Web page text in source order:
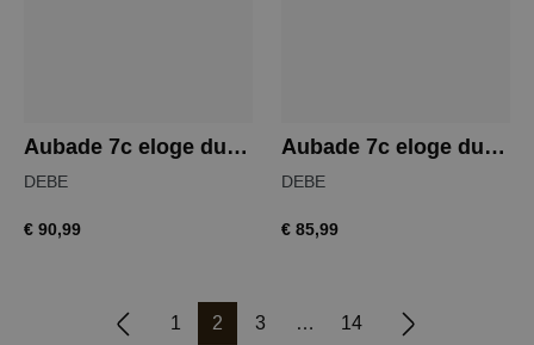
Aubade 7c eloge du desir hipster
DEBE
€ 90,99
Aubade 7c eloge du desir slip
DEBE
€ 85,99
1 2 3 14